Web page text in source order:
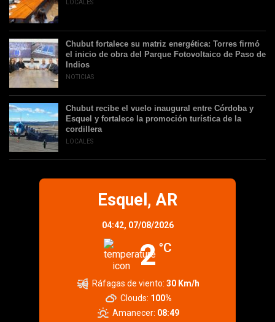
LOCALES
Chubut fortalece su matriz energética: Torres firmó
el inicio de obra del Parque Fotovoltaico de Paso de
Indios
NOTICIAS
Chubut recibe el vuelo inaugural entre Córdoba y
Esquel y fortalece la promoción turística de la
cordillera
LOCALES
Esquel, AR
04:42, 07/08/2026
2 °C
Ráfagas de viento: 30 Km/h
Clouds: 100%
Amanecer: 08:49